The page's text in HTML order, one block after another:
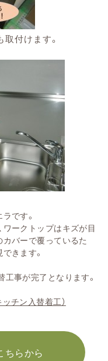
付けます。
です。
ワークトップはキズが目
バーで覆っているた
きます。
事が完了となります。
チン入替着工）
ちらから